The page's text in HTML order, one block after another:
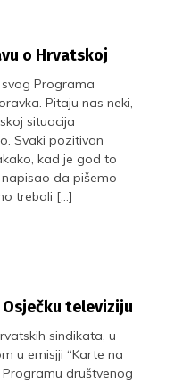
o Hrvatskoj
Programa
Pitaju nas neki,
situacija
Svaki pozitivan
kad je god to
da pišemo
trebali […]
Osječku televiziju
sindikata, u
u emisjji “Karte na
društvenog